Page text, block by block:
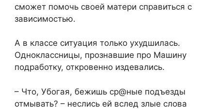
сможет помочь своей матери справиться с
зависимостью.
А в классе ситуация только ухудшилась.
Одноклассницы, прознавшие про Машину
подработку, откровенно издевались.
– Что, Убогая, бежишь ср@ные подъезды
отмывать? – неслись ей вслед злые слова